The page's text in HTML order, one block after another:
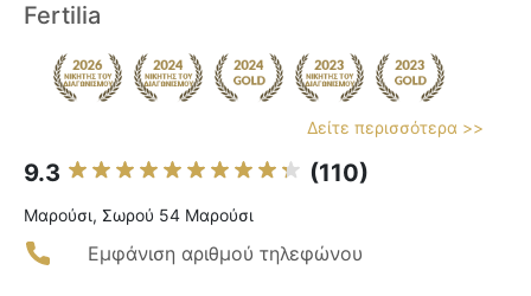
Fertilia
Δείτε περισσότερα >>
9.3 (110)
Μαρούσι, Σωρού 54 Μαρούσι
Εμφάνιση αριθμού τηλεφώνου